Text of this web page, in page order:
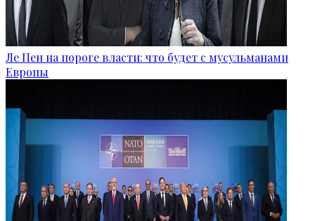
Ле Пен на пороге власти: что будет с мусульманами
Европы